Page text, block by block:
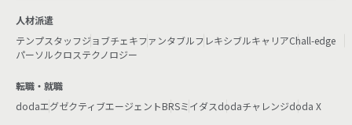
人材派遣
テンプスタッフジョブチェキファンタブルフレキシブルキャリアChall-edge
パーソルクロステクノロジー
転職・就職
dodaエグゼクティブエージェントBRSミイダスdodaチャレンジdoda X